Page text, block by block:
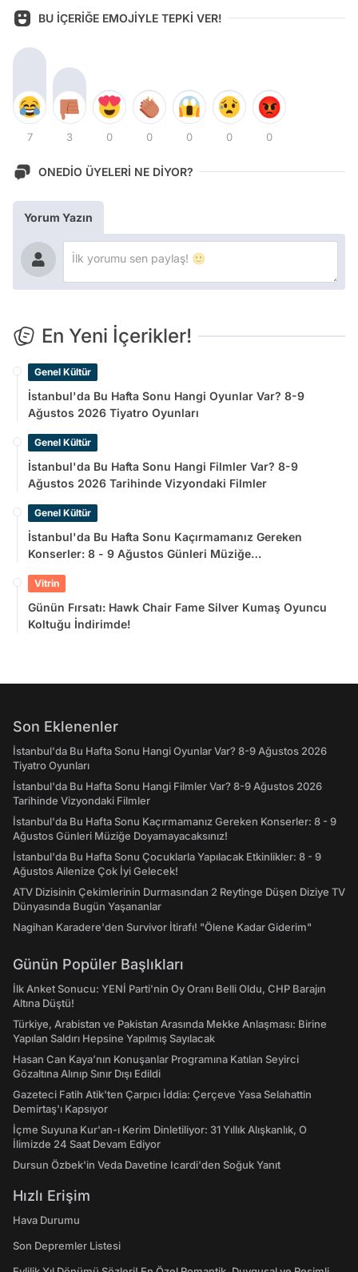
BU İÇERİĞE EMOJİYLE TEPKİ VER!
7 3 0 0 0 0 0
ONEDİO ÜYELERİ NE DİYOR?
Yorum Yazın
En Yeni İçerikler!
Genel Kültür
İstanbul'da Bu Hafta Sonu Hangi Oyunlar Var? 8-9
Ağustos 2026 Tiyatro Oyunları
Genel Kültür
İstanbul'da Bu Hafta Sonu Hangi Filmler Var? 8-9
Ağustos 2026 Tarihinde Vizyondaki Filmler
Genel Kültür
İstanbul'da Bu Hafta Sonu Kaçırmamanız Gereken
Konserler: 8 - 9 Ağustos Günleri Müziğe
Vitrin
Günün Fırsatı: Hawk Chair Fame Silver Kumaş Oyuncu
Koltuğu İndirimde!
Son Eklenenler
İstanbul'da Bu Hafta Sonu Hangi Oyunlar Var? 8-9 Ağustos 2026
Tiyatro Oyunları
İstanbul'da Bu Hafta Sonu Hangi Filmler Var? 8-9 Ağustos 2026
Tarihinde Vizyondaki Filmler
İstanbul'da Bu Hafta Sonu Kaçırmamanız Gereken Konserler: 8 - 9
Ağustos Günleri Müziğe Doyamayacaksınız!
İstanbul'da Bu Hafta Sonu Çocuklarla Yapılacak Etkinlikler: 8 - 9
Ağustos Ailenize Çok İyi Gelecek!
ATV Dizisinin Çekimlerinin Durmasından 2 Reytinge Düşen Diziye TV
Dünyasında Bugün Yaşananlar
Nagihan Karadere'den Survivor İtirafı! "Ölene Kadar Giderim"
Günün Popüler Başlıkları
İlk Anket Sonucu: YENİ Parti'nin Oy Oranı Belli Oldu, CHP Barajın
Altına Düştü!
Türkiye, Arabistan ve Pakistan Arasında Mekke Anlaşması: Birine
Yapılan Saldırı Hepsine Yapılmış Sayılacak
Hasan Can Kaya’nın Konuşanlar Programına Katılan Seyirci
Gözaltına Alınıp Sınır Dışı Edildi
Gazeteci Fatih Atik'ten Çarpıcı İddia: Çerçeve Yasa Selahattin
Demirtaş'ı Kapsıyor
İçme Suyuna Kur'an-ı Kerim Dinletiliyor: 31 Yıllık Alışkanlık, O
İlimizde 24 Saat Devam Ediyor
Dursun Özbek'in Veda Davetine Icardi'den Soğuk Yanıt
Hızlı Erişim
Hava Durumu
Son Depremler Listesi